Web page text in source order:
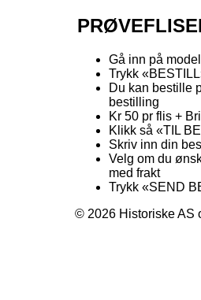
Gå inn på
Trykk
Du kan bestille
bestilling
Kr 50 pr flis +
Klikk så «TIL
Skriv inn din
Velg om du
med frakt
Trykk «SEND
© 2026 Historiske AS